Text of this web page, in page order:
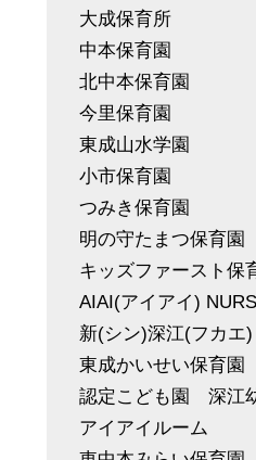
大成保育所
中本保育園
北中本保育園
今里保育園
東成山水学園
小市保育園
つみき保育園
明の守たまつ保育園
キッズファースト保
AIAI(アイアイ)
新(シン)深江(フカエ)
東成かいせい保育園
認定こども園 深江
アイアイルーム